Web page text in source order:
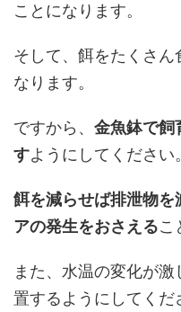
ことになります。
そして、餌をたくさん
なります。
ですから、 金魚鉢で飼
すようにしてください。
餌を減らせば排泄物
アの発生をおさえるこ
また、水温の変化が
置するようにしてくだ